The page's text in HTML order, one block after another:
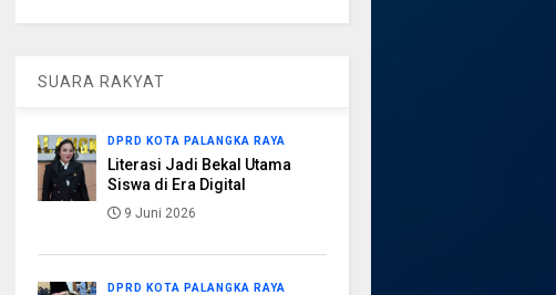
SUARA RAKYAT
DPRD KOTA PALANGKA RAYA
Literasi Jadi Bekal Utama
Siswa di Era Digital
9 Juni 2026
DPRD KOTA PALANGKA RAYA